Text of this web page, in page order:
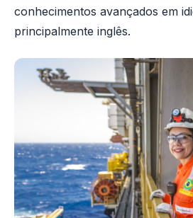
conhecimentos avançados em
principalmente inglês.